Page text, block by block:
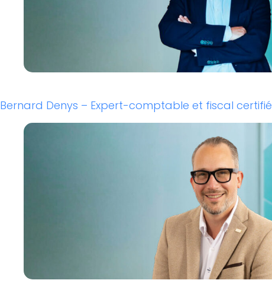
Bernard Denys – Expert-comptable et fiscal certifié